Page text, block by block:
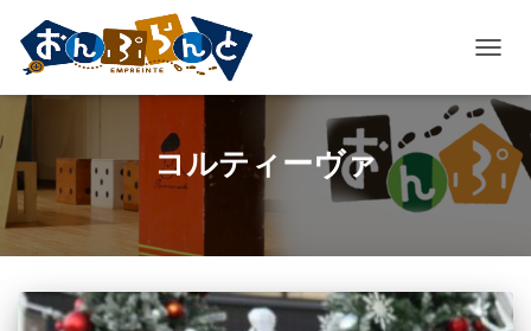
ゲ
ー
シ
ン
替
え
コルティーヴァ